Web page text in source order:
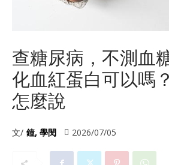
查糖尿病，不測血
化血紅蛋白可以嗎
怎麼說
文/ 鐘, 學閔 2026/07/05